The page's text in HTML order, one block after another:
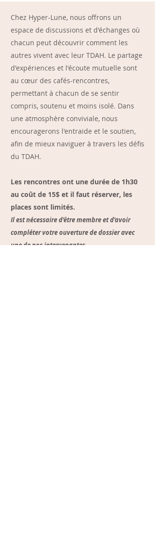
Chez Hyper-Lune, nous offrons un
espace de discussions et d'échanges où
chacun peut découvrir comment les
autres vivent avec leur TDAH. Le partage
d'expériences et l'écoute mutuelle sont
au cœur des cafés-rencontres,
permettant à chacun de se sentir
compris, soutenu et moins isolé. Dans
une atmosphère conviviale, nous
encouragerons l'entraide et le soutien,
afin de mieux naviguer à travers les défis
du TDAH.
Les rencontres ont une durée de 1h30
au coût de 15$ et il faut réserver, les
places sont limités.
Il est nécessaire d'être membre et d'avoir
compléter votre ouverture de dossier avec
une de nos intervenantes.